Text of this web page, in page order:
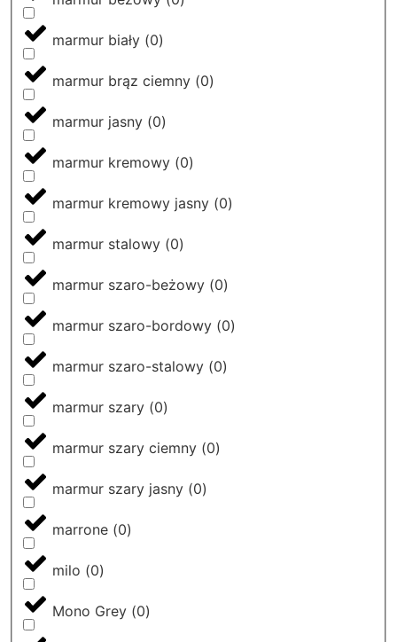
marmur biały (0)
marmur brąz ciemny (0)
marmur jasny (0)
marmur kremowy (0)
marmur kremowy jasny (0)
marmur stalowy (0)
marmur szaro-beżowy (0)
marmur szaro-bordowy (0)
marmur szaro-stalowy (0)
marmur szary (0)
marmur szary ciemny (0)
marmur szary jasny (0)
marrone (0)
milo (0)
Mono Grey (0)